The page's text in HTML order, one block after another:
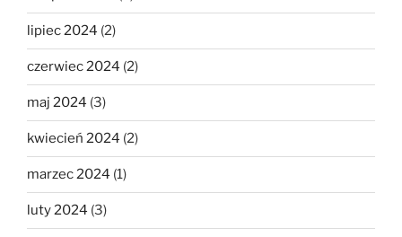
lipiec 2024 (2)
czerwiec 2024 (2)
maj 2024 (3)
kwiecień 2024 (2)
marzec 2024 (1)
luty 2024 (3)